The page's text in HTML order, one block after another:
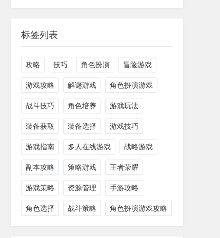
标签列表
攻略 技巧 角色扮演 冒险游戏
游戏攻略 解谜游戏 角色扮演游戏
战斗技巧 角色培养 游戏玩法
装备获取 装备选择 游戏技巧
游戏指南 多人在线游戏 战略游戏
副本攻略 策略游戏 王者荣耀
游戏策略 资源管理 手游攻略
角色选择 战斗策略 角色扮演游戏攻略